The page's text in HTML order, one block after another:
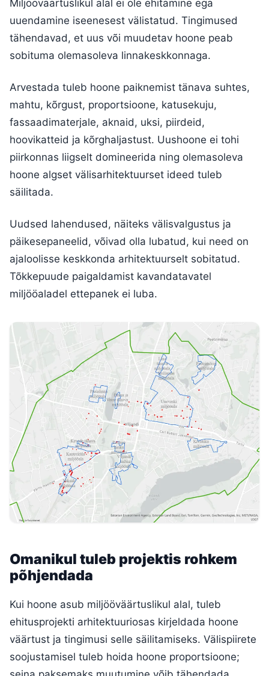
Miljööväärtuslikul alal ei ole ehitamine ega
uuendamine iseenesest välistatud. Tingimused
tähendavad, et uus või muudetav hoone peab
sobituma olemasoleva linnakeskkonnaga.
Arvestada tuleb hoone paiknemist tänava suhtes,
mahtu, kõrgust, proportsioone, katusekuju,
fassaadimaterjale, aknaid, uksi, piirdeid,
hoovikatteid ja kõrghaljastust. Uushoone ei tohi
piirkonnas liigselt domineerida ning olemasoleva
hoone algset välisarhitektuurset ideed tuleb
säilitada.
Uudsed lahendused, näiteks välisvalgustus ja
päikesepaneelid, võivad olla lubatud, kui need on
ajaloolisse keskkonda arhitektuurselt sobitatud.
Tõkkepuude paigaldamist kavandatavatel
miljööaladel ettepanek ei luba.
Omanikul tuleb projektis rohkem
põhjendada
Kui hoone asub miljööväärtuslikul alal, tuleb
ehitusprojekti arhitektuuriosas kirjeldada hoone
väärtust ja tingimusi selle säilitamiseks. Välispiirete
soojustamisel tuleb hoida hoone proportsioone;